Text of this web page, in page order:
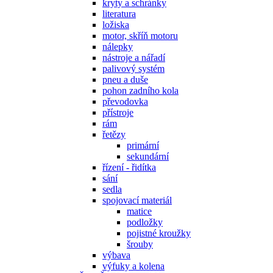
kryty a schránky
literatura
ložiska
motor, skříň motoru
nálepky
nástroje a nářadí
palivový systém
pneu a duše
pohon zadního kola
převodovka
přístroje
rám
řetězy
primární
sekundární
řízení - řidítka
sání
sedla
spojovací materiál
matice
podložky
pojistné kroužky
šrouby
výbava
výfuky a kolena